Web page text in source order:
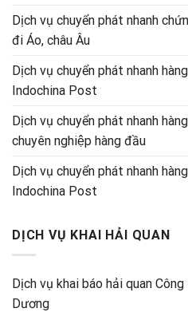
Dịch vụ chuyển phát nhanh
đi Áo, châu Âu
Dịch vụ chuyển phát nhanh
Indochina Post
Dịch vụ chuyển phát nhanh
chuyên nghiệp hàng đầu
Dịch vụ chuyển phát nhanh
Indochina Post
DỊCH VỤ KHAI HẢI QUAN
Dịch vụ khai báo hải quan
Dương